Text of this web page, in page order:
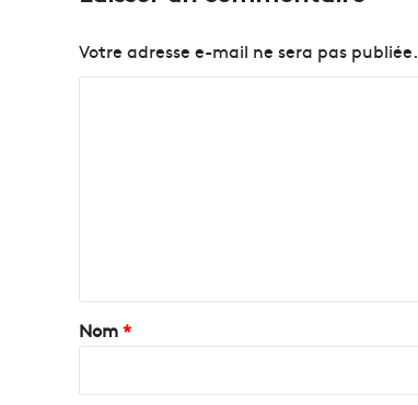
Votre adresse e-mail ne sera pas publiée.
a
r
Nom*